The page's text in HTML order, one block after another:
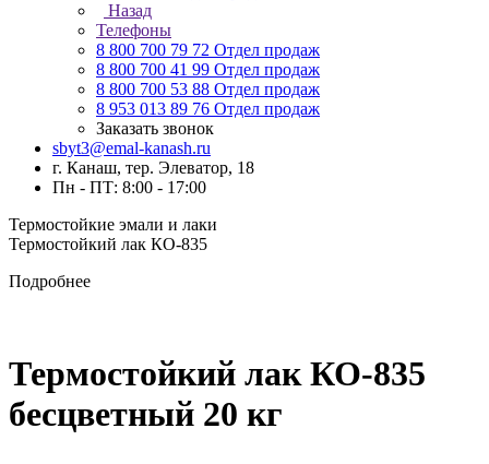
Назад
Телефоны
8 800 700 79 72 Отдел продаж
8 800 700 41 99 Отдел продаж
8 800 700 53 88 Отдел продаж
8 953 013 89 76 Отдел продаж
Заказать звонок
sbyt3@emal-kanash.ru
г. Канаш, тер. Элеватор, 18
Пн - ПТ: 8:00 - 17:00
Термостойкие эмали и лаки
Термостойкий лак КО-835
Подробнее
Термостойкий лак КО-835
бесцветный 20 кг